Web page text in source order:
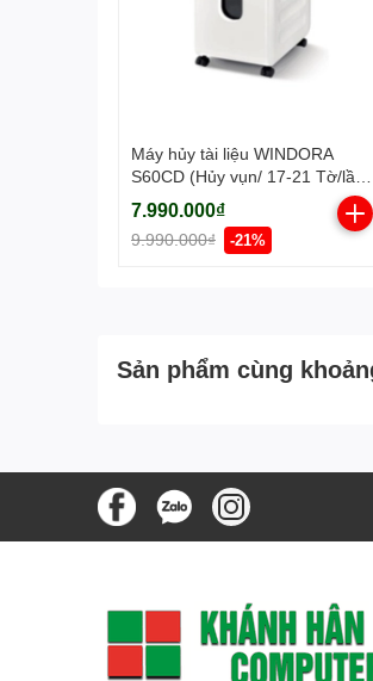
Máy hủy tài liệu WINDORA
S60CD (Hủy vụn/ 17-21 Tờ/lần/
A4/A5)
7.990.000₫
9.990.000₫ -21%
Sản phẩm cùng